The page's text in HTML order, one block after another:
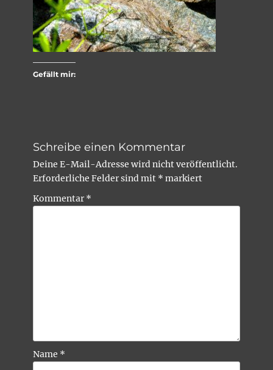
Gefällt mir:
Schreibe einen Kommentar
Deine E-Mail-Adresse wird nicht veröffentlicht.
Erforderliche Felder sind mit * markiert
Kommentar *
Name *